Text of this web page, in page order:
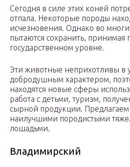
Сегодня в силе этих коней
отпала. Некоторые породы
исчезновения. Однако во
пытаются сохранить, принимая
государственном уровне.
Эти животные неприхотливы в
добродушным характером,
находятся новые сферы
работа с детьми, туризм,
сырной продукции. Предлагаем
наилучшими породистыми
лошадьми.
Владимирский